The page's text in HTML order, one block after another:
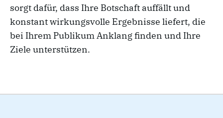
sorgt dafür, dass Ihre Botschaft auffällt und
konstant wirkungsvolle Ergebnisse liefert, die
bei Ihrem Publikum Anklang finden und Ihre
Ziele unterstützen.